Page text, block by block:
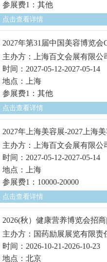
参展费1：其他
点击查看详情
2027年第31届中国美容博览会
主办方：上海百文会展有限公
时间：2027-05-12-2027-05-14
地点：上海
参展费1：其他
点击查看详情
2027年上海美容展-2027上海
主办方：上海百文会展有限公
时间：2027-05-12-2027-05-14
地点：上海
参展费1：10000-20000
点击查看详情
2026(秋）健康营养博览会招
主办方：国药励展展览有限责
时间：2026-10-21-2026-10-23
地点：北京